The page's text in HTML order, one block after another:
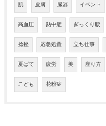
肌 皮膚 臓器 イベント
高血圧 熱中症 ぎっくり腰
捻挫 応急処置 立ち仕事
夏ばて 疲労 美 座り方
こども 花粉症